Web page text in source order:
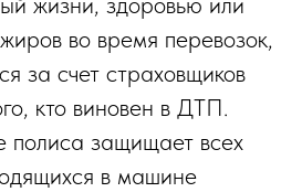
во время перевозок,
за счет страховщиков
кто виновен в ДТП.
полиса защищает всех
в машине